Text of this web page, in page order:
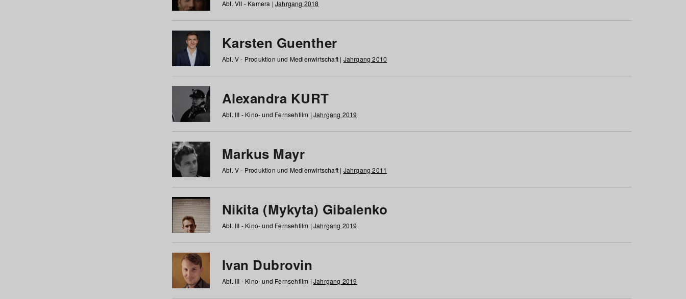
Abt. VII - Kamera | Jahrgang 2018
Karsten Guenther
Abt. V - Produktion und Medienwirtschaft | Jahrgang 2010
Alexandra KURT
Abt. III - Kino- und Fernsehfilm | Jahrgang 2019
Markus Mayr
Abt. V - Produktion und Medienwirtschaft | Jahrgang 2011
Nikita (Mykyta) Gibalenko
Abt. III - Kino- und Fernsehfilm | Jahrgang 2019
Ivan Dubrovin
Abt. III - Kino- und Fernsehfilm | Jahrgang 2019